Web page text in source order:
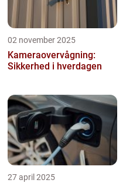
02 november 2025
Kameraovervågning:
Sikkerhed i hverdagen
27 april 2025